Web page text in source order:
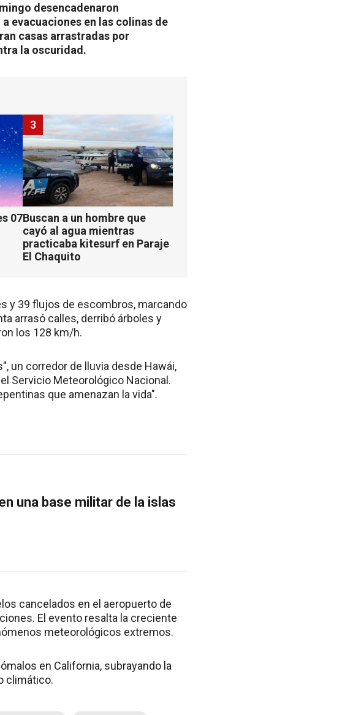
desencadenaron
evacuaciones en las colinas de
casas arrastradas por
la oscuridad.
07Buscan a un hombre que
cayó al agua mientras
practicaba kitesurf en Paraje
El Chaquito
3
y 39 flujos de escombros, marcando
arrasó calles, derribó árboles y
los 128 km/h.
un corredor de lluvia desde Hawái,
Servicio Meteorológico Nacional.
que amenazan la vida".
una base militar de la islas
cancelados en el aeropuerto de
El evento resalta la creciente
meteorológicos extremos.
en California, subrayando la
climático.